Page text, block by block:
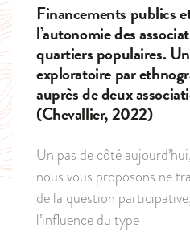
Financements publics
l’autonomie des
quartiers populaires.
exploratoire par
auprès de deux
(Chevallier, 2022)
Un pas de côté
nous vous proposons ne
de la question
l’influence du type